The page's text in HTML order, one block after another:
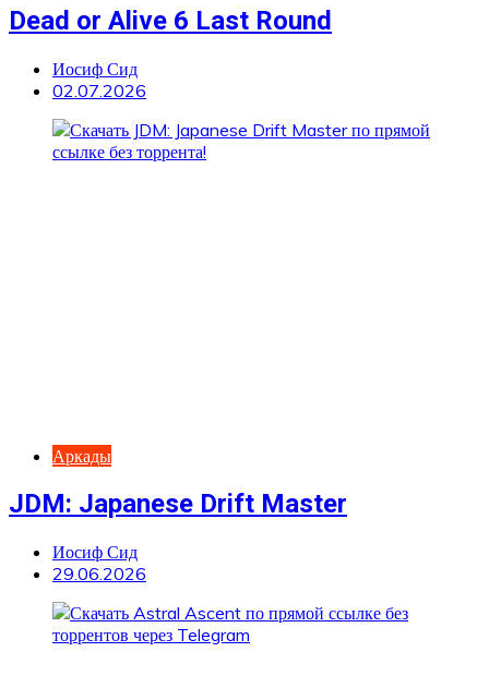
Dead or Alive 6 Last Round
Иосиф Сид
02.07.2026
Аркады
JDM: Japanese Drift Master
Иосиф Сид
29.06.2026